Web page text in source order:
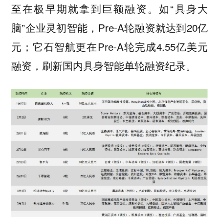
至在极早期就拿到巨额融资。如“具身大
脑”企业灵初智能，Pre-A轮融资就达到20亿
元；它石智航更在Pre-A轮完成4.55亿美元
融资，刷新国内具身智能单轮融资纪录。